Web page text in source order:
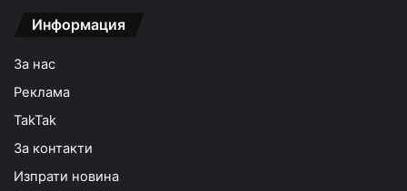
Информация
За нас
Реклама
TakTak
За контакти
Изпрати новина